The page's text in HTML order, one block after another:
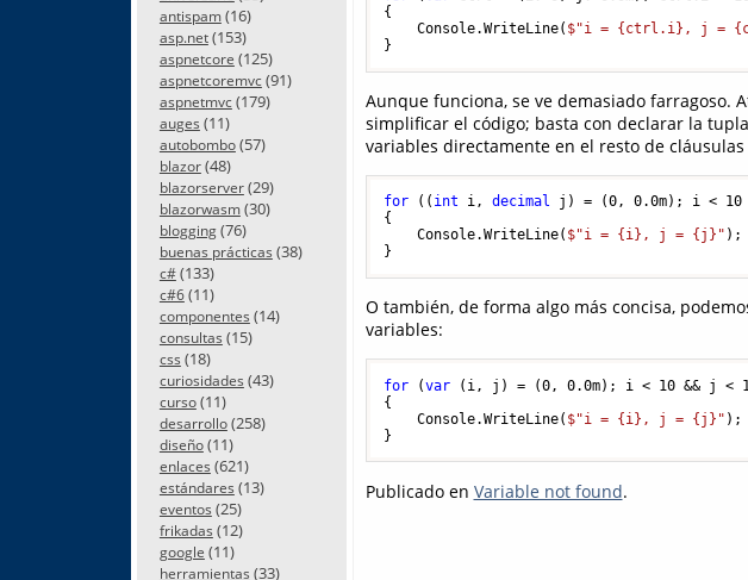
antispam(16)
asp.net(153)
aspnetcore (125)
aspnetcoremvc(91)
aspnetmvc(179)
auges (11)
autobombo(57)
blazor(48)
blazorserver(29)
blazorwasm(30)
blogging(76)
buenas prácticas (38)
c#(133)
c#6(11)
componentes (14)
consultas (15)
css (18)
curiosidades (43)
curso(11)
desarrollo(258)
diseño(11)
enlaces (621)
estándares (13)
eventos (25)
frikadas (12)
google (11)
herramientas (33)
{
    Console.WriteLine(
$"i = {ctrl.i} , j =
Aunque funciona, se ve demasiado farragoso.
simplificar el código; basta con declarar la
variables directamente en el resto de
for (( int i, decimal j) = (0, 0.0m); i < 10
{
    Console.WriteLine(
$"i = {i} , j = {j} " );
O también, de forma algo más concisa,
variables:
for (var (i, j) = (0 , 0.0m); i < 10 && j <
{
    Console.WriteLine(
$"i = {i} , j = {j} " );
Publicado en Variable not found.